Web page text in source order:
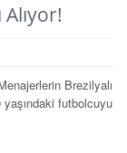
Brezilyalı
yaşındaki futbolcuyu